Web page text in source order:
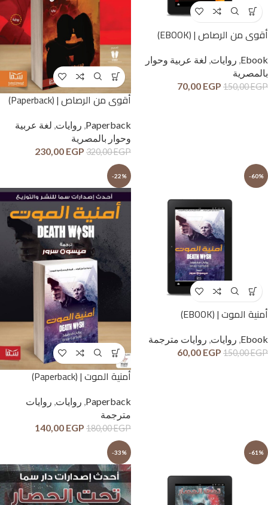
أقوى من الرصاص | (EBOOK)
Ebook روايات لغة عربية وحوار
بالمصرية
150,00EGP
70,00 EGP
أقوى من الرصاص | (Paperback)
Paperback
, روايات, لغة عربية
وحوار بالمصرية
320,00EGP
230,00 EGP
-60%
أمنية الموت | (EBOOK)
Ebook
, روايات, روايات مترجمة
150,00EGP
60,00 EGP
-22%
أمنية الموت | (Paperback)
Paperback روايات روايات
مترجمة
180,00EGP
140,00 EGP
-61%
-33%